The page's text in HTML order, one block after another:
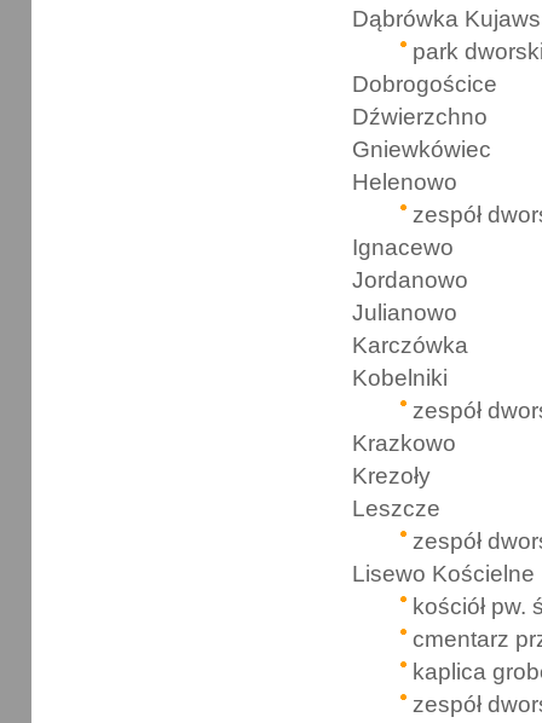
Dąbrówka
park
Dobrogościce
Dźwierzchno
Gniewkówiec
Helenowo
zespół
Ignacewo
Jordanowo
Julianowo
Karczówka
Kobelniki
zespół
Krazkowo
Krezoły
Leszcze
zespół
Lisewo Kościelne
kościół pw.
cmentarz
kaplica
zespół